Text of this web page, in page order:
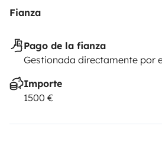
Fianza
Pago de la fianza
Gestionada directamente por
Importe
1500 €